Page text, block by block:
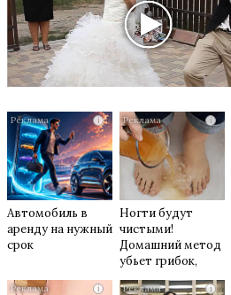
i
Автомобиль в
аренду на нужный
срок
i
Ногти будут
чистыми!
Домашний метод
убьет грибок,
возьмите 3%-ю…
i i